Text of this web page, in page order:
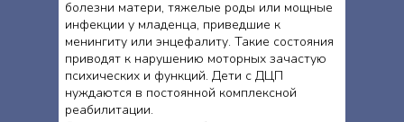
болезни матери, тяжелые роды или мощные
инфекции у младенца, приведшие к
менингиту или энцефалиту. Такие состояния
приводят к нарушению моторных зачастую
психических и функций. Дети с ДЦП
нуждаются в постоянной комплексной
реабилитации.